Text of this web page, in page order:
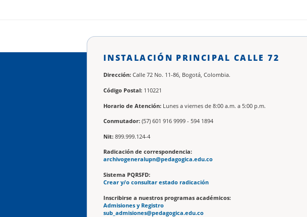
INSTALACIÓN PRINCIPAL CALLE 72
Dirección: Calle 72 No. 11-86, Bogotá, Colombia.
Código Postal: 110221
Horario de Atención: Lunes a viernes de 8:00 a.m. a 5:00 p.m.
Conmutador: (57) 601 916 9999 - 594 1894
Nit: 899.999.124-4
Radicación de correspondencia:
archivogeneralupn@pedagogica.edu.co
Sistema PQRSFD:
Crear y/o consultar estado radicación
Inscribirse a nuestros programas académicos:
Admisiones y Registro
sub_admisiones@pedagogica.edu.co